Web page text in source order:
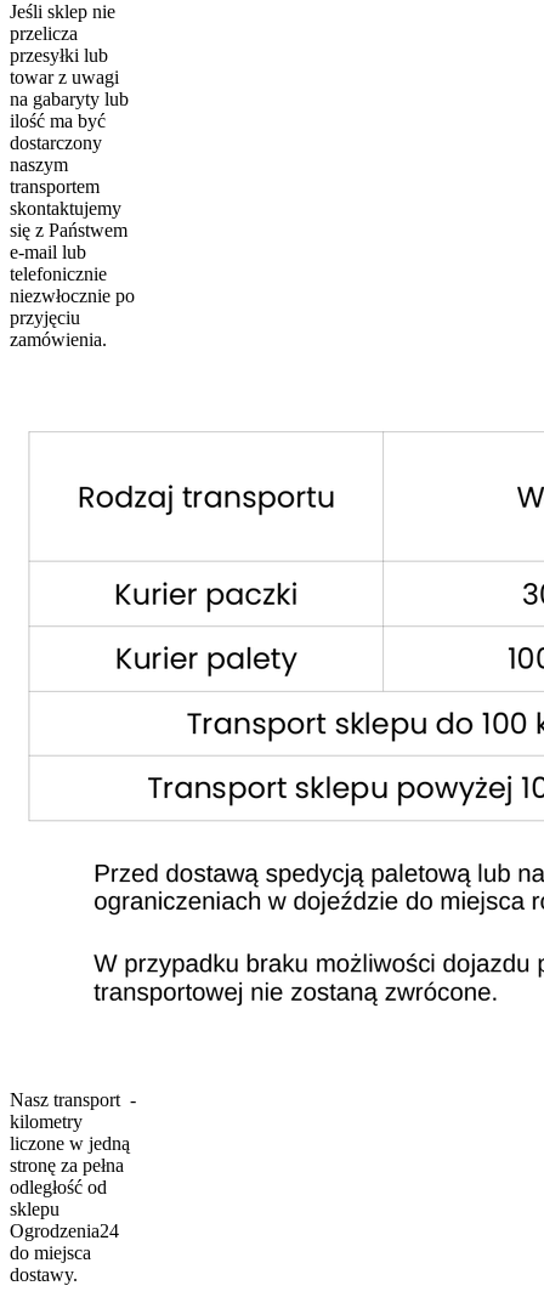
Jeśli sklep nie
przelicza
przesyłki lub
towar z uwagi
na gabaryty lub
ilość ma być
dostarczony
naszym
transportem
skontaktujemy
się z Państwem
e-mail lub
telefonicznie
niezwłocznie po
przyjęciu
zamówienia.
Nasz transport -
kilometry
liczone w jedną
stronę za pełna
odległość od
sklepu
Ogrodzenia24
do miejsca
dostawy.